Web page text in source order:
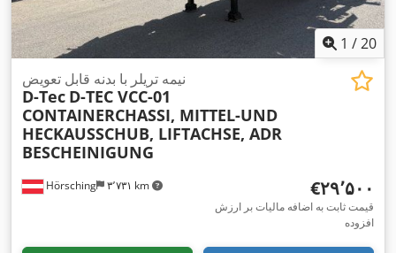
1 /20
Hörsching ۳٬۷۳۱ km
نیمه تریلر با بدنه قابل تعویض
D-Tec D-TEC VCC-01
CONTAINERCHASSI, MITTEL-UND
HECKAUSSCHUB, LIFTACHSE, ADR
BESCHEINIGUNG
‎€۲۹٬۵۰۰
قیمت ثابت به اضافه مالیات بر ارزش
افزوده